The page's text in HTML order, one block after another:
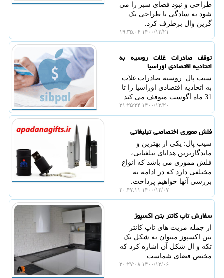
طراحی و نبود فضای سبز را می
شود به سادگی با طراحی یک
گرین وال برطرف کرد.
۱۴۰۰/۱۲/۲۱ ۱۹:۳۵:۰۶
توقف صادرات غلات روسیه به
اتحادیه اقتصادی اوراسیا
سیب پال: روسیه صادرات غلات
به اتحادیه اقتصادی اوراسیا را تا
31 ماه آگوست متوقف می کند.
۱۴۰۰/۱۲/۲۰ ۲۱:۲۵:۲۴
فلش مموری اختصاصی تبلیغاتی
سیب پال: یکی از بهترین و
ماندگارترین هدایای تبلغیاتی،
فلش مموری می باشد که انواع
مختلفی دارد که در ادامه به
بررسی آنها خواهیم پرداخت.
۱۴۰۰/۱۲/۰۷ ۲۰:۴۷:۱۱
سفارش تاپ کانتر بتن اکسپوز
از جمله مزیت های تاپ کانتر
بتن اکسپوز میتوان به شکل یک
تکه و ال شکل آن اشاره کرد که
مختص فضای شماست.
۱۴۰۰/۱۲/۰۶ ۲۰:۲۷:۰۸